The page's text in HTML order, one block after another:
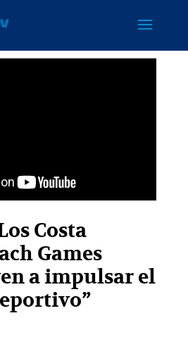
Costa
Games
a impulsar el